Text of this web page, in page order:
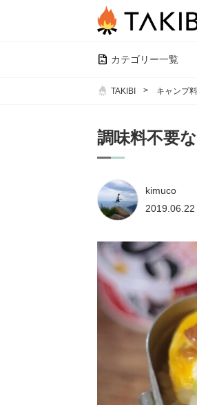
カテゴリー一覧
TAKIBI キャンプ
調味料不要
kimuco
2019.06.22